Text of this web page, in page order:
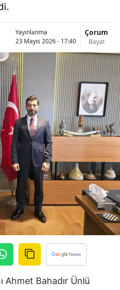
Çanakkale
Çankırı
Çorum
Denizli
Diyarbakır
Edirne
Elazığ
Erzincan
Eskişehir
Gaziantep
Giresun
Gümüşhane
Yayınlanma
23 Mayıs 2026 - 17:40
Çorum
Bayat
Ahmet Bahadır Ünlü